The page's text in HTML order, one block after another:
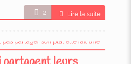
2 Lire la suite